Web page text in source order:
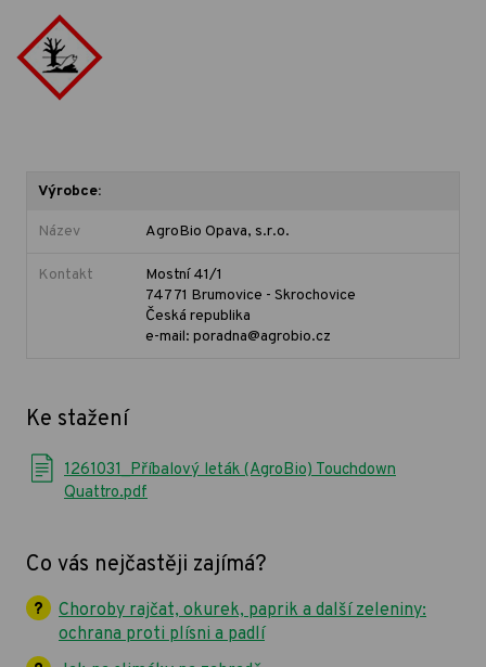
Výrobce:
Název AgroBio Opava, s.r.o.
Kontakt
Mostní 41/1
747 71 Brumovice - Skrochovice
Česká republika
e-mail: poradna@agrobio.cz
Ke stažení
1261031_Příbalový leták (AgroBio) Touchdown
Quattro.pdf
Co vás nejčastěji zajímá?
Choroby rajčat, okurek, paprik a další zeleniny:
ochrana proti plísni a padlí